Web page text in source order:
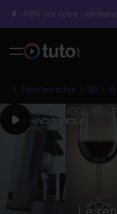
-10% sur votre
Tous les tutos 3D
Play